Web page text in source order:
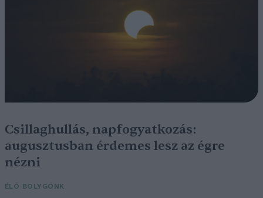
Csillaghullás, napfogyatkozás:
augusztusban érdemes lesz az égre
nézni
ÉLŐ BOLYGÓNK